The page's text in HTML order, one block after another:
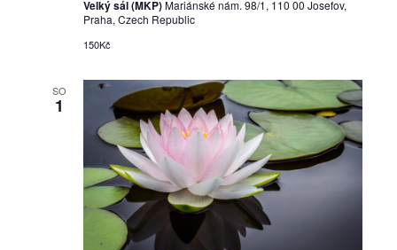
Velký sál (MKP)Mariánské nám. 98/1, 110 00 Josefov,
Praha, Czech Republic
150Kč
SO
1